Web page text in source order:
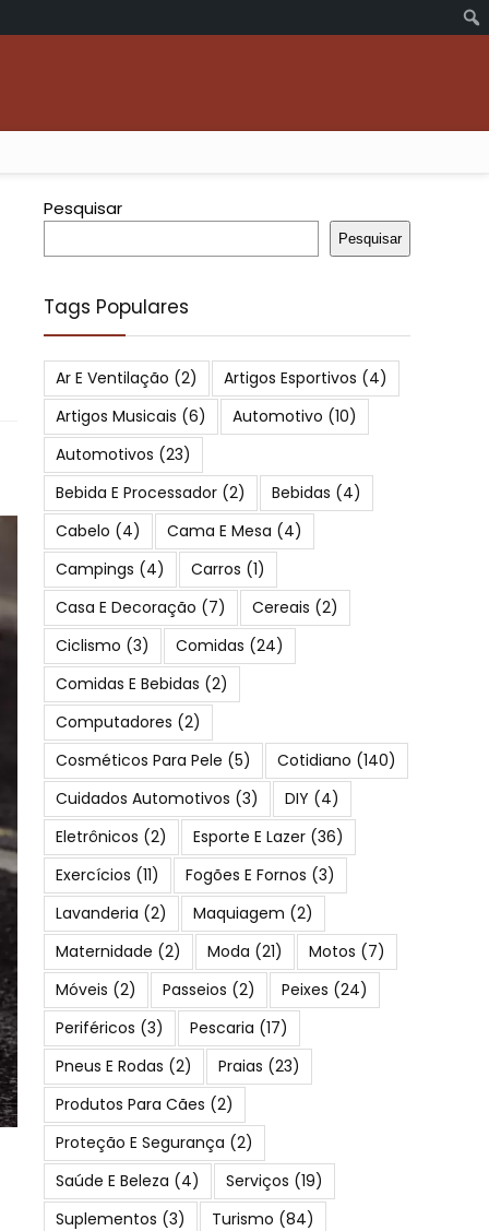
Pesquisar
Pesquisar
Tags Populares
Ar E Ventilação (2) Artigos Esportivos (4)
Artigos Musicais (6) Automotivo (10)
Automotivos (23)
Bebida E Processador (2) Bebidas (4)
Cabelo (4) Cama E Mesa (4)
Campings (4) Carros (1)
Casa E Decoração (7) Cereais (2)
Ciclismo (3) Comidas (24)
Comidas E Bebidas (2)
Computadores (2)
Cosméticos Para Pele (5) Cotidiano (140)
Cuidados Automotivos (3) DIY (4)
Eletrônicos (2) Esporte E Lazer (36)
Exercícios (11) Fogões E Fornos (3)
Lavanderia (2) Maquiagem (2)
Maternidade (2) Moda (21) Motos (7)
Móveis (2) Passeios (2) Peixes (24)
Periféricos (3) Pescaria (17)
Pneus E Rodas (2) Praias (23)
Produtos Para Cães (2)
Proteção E Segurança (2)
Saúde E Beleza (4) Serviços (19)
Suplementos (3) Turismo (84)